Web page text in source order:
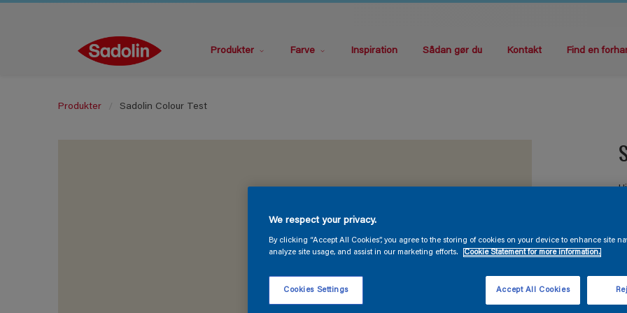
Produkter Farve Inspiration Sådan gør du Kontakt Find en
Produkter Sadolin Colour Test
We respect your privacy.
By clicking “Accept All Cookies”, you agree to the storing of cookies on your device to enhance site
analyze site usage, and assist in our marketing efforts.
Cookie Statement for more information.
Cookies Settings Accept All Cookies